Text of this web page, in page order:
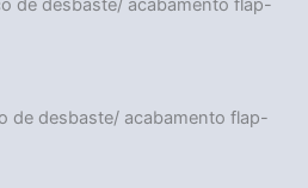
de desbaste/ acabamento flap-
de desbaste/ acabamento flap-